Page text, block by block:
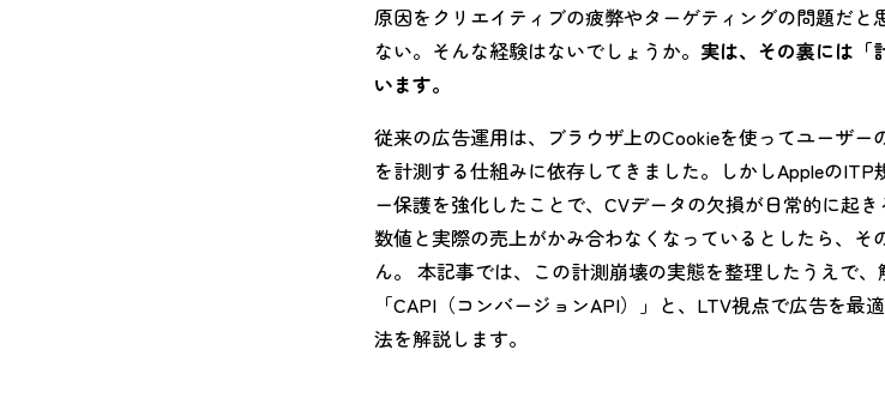
原因をクリエイティブの疲弊やターゲティングの問題だと
ない。そんな経験はないでしょうか。 実は、その裏には「
います。
従来の広告運用は、ブラウザ上のCookieを使ってユーザー
を計測する仕組みに依存してきました。しかしAppleの
ー保護を強化したことで、CVデータの欠損が日常的に起
数値と実際の売上がかみ合わなくなっているとしたら、
ん。 本記事では、この計測崩壊の実態を整理したうえで
「CAPI（コンバージョンAPI）」と、LTV視点で広告を最
法を解説します。